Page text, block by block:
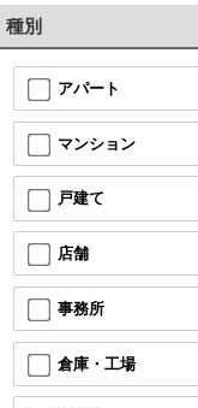
種別
アパート
マンション
戸建て
店舗
事務所
倉庫・工場